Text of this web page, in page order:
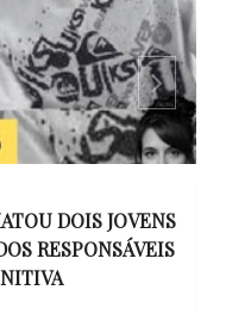
DOIS JOVENS
RESPONSÁVEIS